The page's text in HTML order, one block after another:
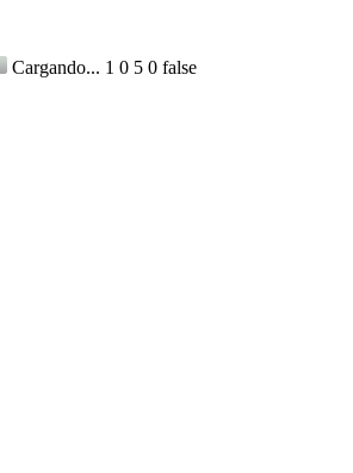
Cargando... 1 0 5 0 false